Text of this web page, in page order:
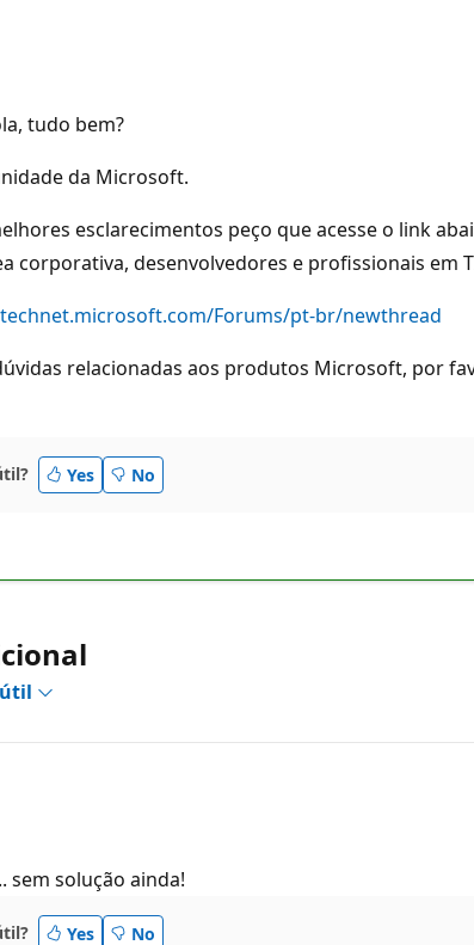
tudo bem?
da Microsoft.
esclarecimentos peço que acesse o link
corporativa, desenvolvedores e profissionais em
Forums/pt-br/newthread
relacionadas aos produtos Microsoft, por
Yes No
sem solução ainda!
Yes No